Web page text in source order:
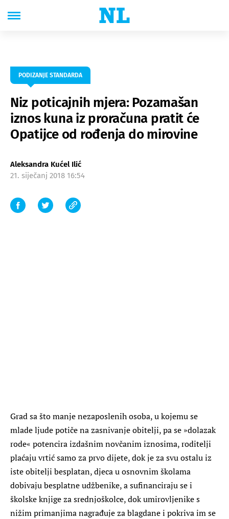
PODIZANJE STANDARDA
Niz poticajnih mjera: Pozamašan
iznos kuna iz proračuna pratit će
Opatijce od rođenja do mirovine
Aleksandra Kućel Ilić
21. siječanj 2018 16:54
Grad sa što manje nezaposlenih osoba, u kojemu se
mlade ljude potiče na zasnivanje obitelji, pa se »dolazak
rode« potencira izdašnim novčanim iznosima, roditelji
plaćaju vrtić samo za prvo dijete, dok je za svu ostalu iz
iste obitelji besplatan, djeca u osnovnim školama
dobivaju besplatne udžbenike, a sufinanciraju se i
školske knjige za srednjoškolce, dok umirovljenike s
nižim primanjima nagrađuje za blagdane i pokriva im se